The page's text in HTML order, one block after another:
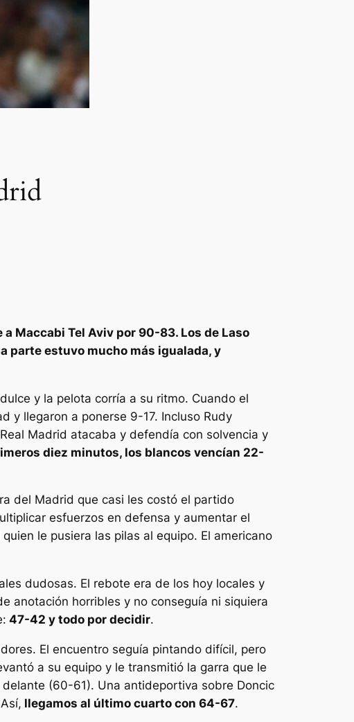
Maccabi Tel Aviv por 90-83. Los de Laso
parte estuvo mucho más igualada, y
y la pelota corría a su ritmo. Cuando el
y llegaron a ponerse 9-17. Incluso Rudy
Madrid atacaba y defendía con solvencia y
diez minutos, los blancos vencían 22-
del Madrid que casi les costó el partido
esfuerzos en defensa y aumentar el
le pusiera las pilas al equipo. El americano
dudosas. El rebote era de los hoy locales y
anotación horribles y no conseguía ni siquiera
47-42 y todo por decidir.
El encuentro seguía pintando difícil, pero
a su equipo y le transmitió la garra que le
(60-61). Una antideportiva sobre Doncic
llegamos al último cuarto con 64-67.